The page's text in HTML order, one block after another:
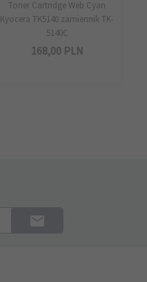
Toner Cartridge Web Cyan
Kyocera TK5140 zamiennik TK-
5140C
168,00 PLN